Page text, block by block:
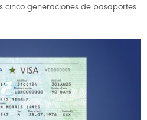
cinco generaciones de pasaportes